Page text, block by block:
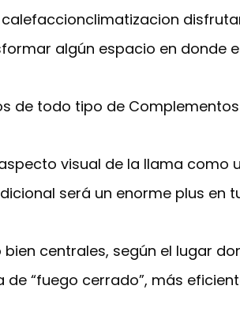
algún espacio en donde
de todo tipo de
visual de la llama
será un enorme plus en
centrales, según el lugar
“fuego cerrado”, más